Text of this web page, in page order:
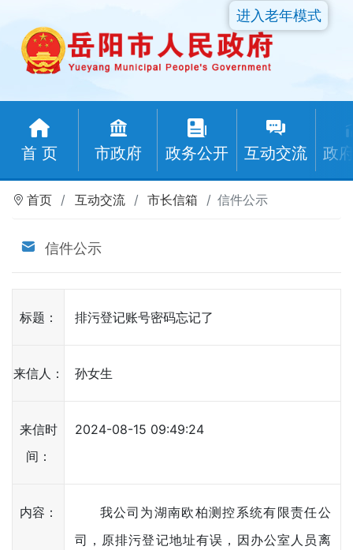
首 页 市政府 政务公开 互动交流 政
进入老年模式
首页 互动交流 市长信箱 信件公示
信件公示
标题： 排污登记账号密码忘记了
来信人： 孙女生
来信时
间：
2024-08-15 09:49:24
内容：
我公司为湖南欧柏测控系统有限责任公
司，原排污登记地址有误，因办公室人员离